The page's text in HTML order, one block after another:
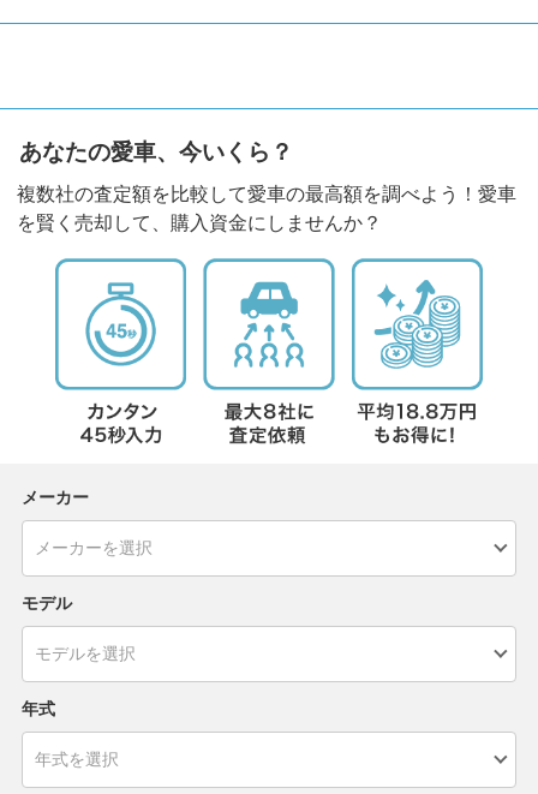
あなたの愛車、今いくら？
複数社の査定額を比較して愛車の最高額を調べよう！愛車
を賢く売却して、購入資金にしませんか？
メーカー
モデル
年式